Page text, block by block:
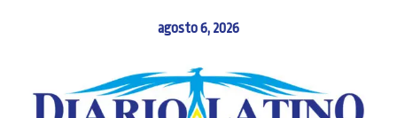
agosto 6, 2026